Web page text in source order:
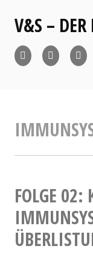
Inhalt
springen
V&S – DER
FOLGE 02: